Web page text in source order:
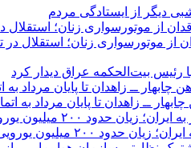
دیگر از ایستادگی مردم
از موتورسواری زنان؛ استقلال
رئیس بیت‌الحکمه عراق دیدار کرد
ــ زاهدان تا پایان مرداد به
یورویی شرکت هواپیمایی مجارستان